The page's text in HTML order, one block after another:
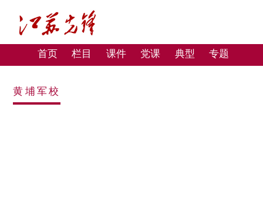
首页 栏目 课件 党课 典型 专题
黄埔军校